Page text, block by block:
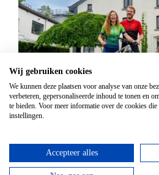
Mountainbike Chouffe
Vanaf
langs de beroemde Achouffe
Wij gebruiken cookies
We kunnen deze plaatsen voor analyse van onze
verbeteren, gepersonaliseerde inhoud te tonen en
te bieden. Voor meer informatie over de cookies
instellingen.
Accepteer alles